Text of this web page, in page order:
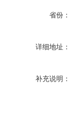
省份：
详细地址：
补充说明：